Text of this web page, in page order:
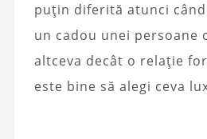
puțin diferită atunci când
un cadou unei persoane
altceva decât o relație
este bine să alegi ceva